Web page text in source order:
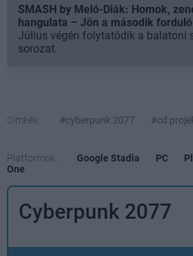
SMASH by Meló-Diák: Homok,
hangulata – Jön a második
Július végén folytatódik a balatoni
sorozat.
Címkék: #cyberpunk 2077 #cd
Platformok: Google Stadia PC
One
Cyberpunk 2077